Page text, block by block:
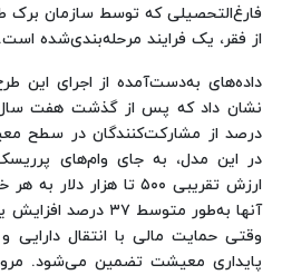
فارغ‌التحصیلی که توسط سازمان برک
از فقر، یک فرایند مرحله‌بندی‌شده است.
داده‌های به‌دست‌آمده از اجرای این
درصد از مشارکت‌کنندگان در سطح
در این مدل، به جای وام‌های
ارزش تقریبی ۵۰۰ تا هزار
آنها به‌طور متوسط ۳۷
وقتی حمایت مالی با انتقال
پایداری معیشت تضمین می‌شود.